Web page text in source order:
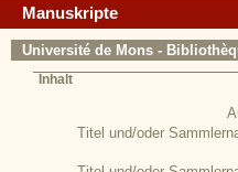
Manuskripte
Université de Mons -
Inhalt
Titel und/oder